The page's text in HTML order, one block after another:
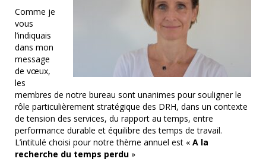
Comme je
vous
l’indiquais
dans mon
message
de vœux,
les
membres de notre bureau sont unanimes pour souligner le
rôle particulièrement stratégique des DRH, dans un contexte
de tension des services, du rapport au temps, entre
performance durable et équilibre des temps de travail.
L’intitulé choisi pour notre thème annuel est « A la
recherche du temps perdu »